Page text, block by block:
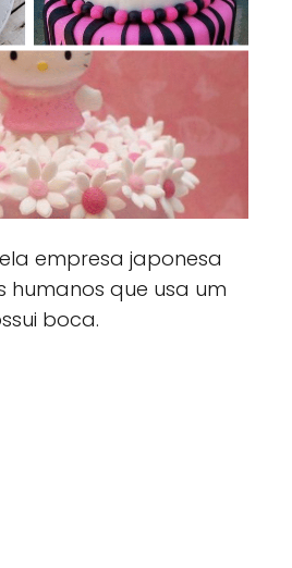
empresa japonesa
humanos que usa um
boca.